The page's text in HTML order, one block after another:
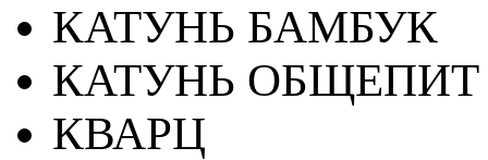
КАТУНЬ БАМБУК
КАТУНЬ ОБЩЕПИТ
КВАРЦ